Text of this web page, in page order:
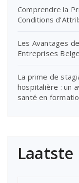
Comprendre la
Conditions
Les Avantages
Entreprises
La prime de
hospitalière : un
santé en